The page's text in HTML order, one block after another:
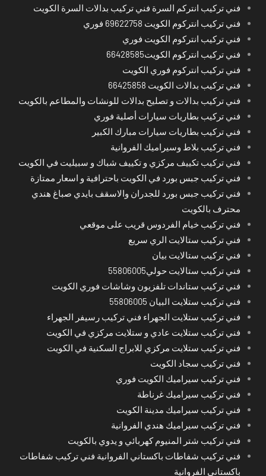
فني تركيب انتركم السرة فني تركيب بدالات السرة الكويت
فني تركيب انتركوم الكويت 69622758 فوري
فني تركيب انتركوم الكويت فوري
فني تركيب انتركوم الكويت66428585
فني تركيب انتركوم فوري الكويت
فني تركيب بدالات الكويت 66425858
فني تركيب بدالات و تصليح بدالات للونشات والمطاعم بالكويت
فني تركيب بطاريات سيارات أصلية فوري
فني تركيب بطاريات سيارات مبارك الكبير
فني تركيب بلاط وسيراميك الفروانية
فني تركيب تكييف مركزي و تكييف شباك و سبيليت في الكويت
فني تركيب جبس بورد في الكويت باحترافية و اسعار ممتازة
فني تركيب جبس بورد للجدران والاسقف بايدي صباغ هندي
محترف بالكويت
فني تركيب خيام الفردوس قريب على موقعي
فني تركيب ستالايت الري سريع
فني تركيب ستالايت بيان
فني تركيب ستالايت حولي55806005
فني تركيب ستاندات تلفزيون وشاشات فوري الكويت
فني تركيب ستلايت البيان 55806005
فني تركيب ستلايت الجهراء فني تركيب رسيفر الجهراء
فني تركيب ستلايت عادي و ستلايت مركزي في الكويت
فني تركيب ستلايت مركزي للابراج السكنية في الكويت
فني تركيب سجاد الكويت
فني تركيب سيراميك الكويت فوري
فني تركيب سيراميك غرناطة
فني تركيب سيراميك مدينة الكويت
فني تركيب سيراميك هندي الفروانية
فني تركيب شتر المنيوم كهربائي و يدوي بالكويت
فني تركيب شفاطات باكستاني الفروانية فني تركيب شفاطات
باكستاني الفروانية